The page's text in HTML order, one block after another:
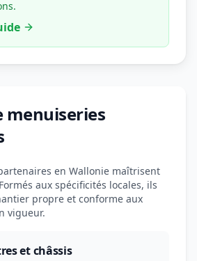
menuiseries
en Wallonie maîtrisent
aux spécificités locales, ils
propre et conforme aux
vigueur.
et châssis